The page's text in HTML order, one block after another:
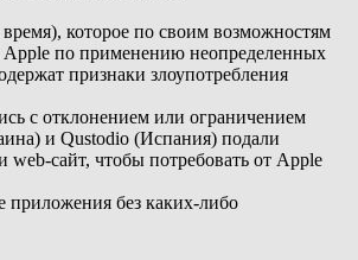
которое по своим возможностям
Apple по применению неопределенных
признаки злоупотребления
с отклонением или ограничением
и Qustodio (Испания) подали
сайт, чтобы потребовать от Apple
приложения без каких-либо